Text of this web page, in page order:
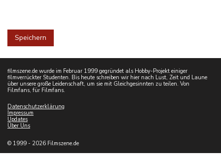
filmszene.de wurde im Februar 1999 gegründet als Hobby-Projekt einiger
filmverrückter Studenten. Bis heute schreiben wir hier nach Lust, Zeit und Laune
über unsere große Leidenschaft, um sie mit Gleichgesinnten zu teilen. Von
Filmfans, für Filmfans.
Datenschutzerklärung
Impressum
Updates
Über Uns
© 1999 - 2026 Filmszene.de